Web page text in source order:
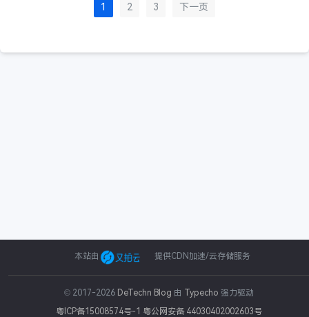
谁 跟
1 2 3 下一页
本站由 提供CDN加速/云存储服务
© 2017-2026 DeTechn Blog 由 Typecho 强力驱动
粤ICP备15008574号-1 粤公网安备 44030402002603号